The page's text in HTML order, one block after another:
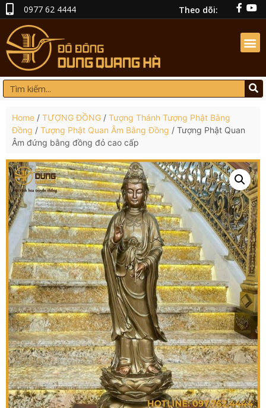
0977 62 4444 Theo dõi:
Home / TƯỢNG ĐỒNG / Tượng Thánh Tượng Phật Bằng
Đồng / Tượng Phật Quan Âm Bằng Đồng / Tượng Phật Quan
Âm đứng bằng đồng đỏ cao cấp